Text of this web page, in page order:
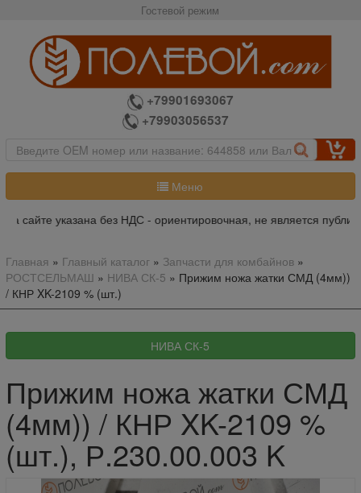
Гостевой режим
+79901693067
+79903056537
Меню
сайте указана без НДС - ориентировочная, не является
Главная » Главный каталог» Запчасти для комбайнов»
РОСТСЕЛЬМАШ » НИВА СК-5 » Прижим ножа жатки СМД (4мм))
/ КНР XK-2109 % (шт.)
Прижим ножа жатки СМД
(4мм)) / КНР XK-2109 %
(шт.), Р.230.00.003 K